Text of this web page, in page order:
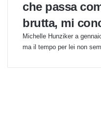
che passa
brutta, mi
Michelle Hunziker a
ma il tempo per lei non